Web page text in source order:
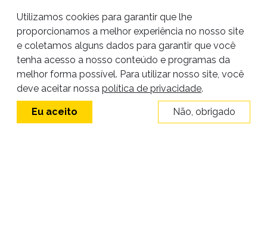
Site desenvolvido por
Utilizamos cookies para garantir que lhe
proporcionamos a melhor experiência no nosso site
e coletamos alguns dados para garantir que você
tenha acesso a nosso conteúdo e programas da
melhor forma possível. Para utilizar nosso site, você
deve aceitar nossa política de privacidade.
Eu aceito Não, obrigado